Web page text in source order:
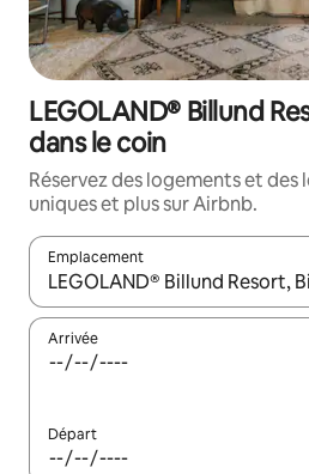
LEGOLAND® Billund
dans le coin
Réservez des logements et
uniques et plus sur Airbnb.
Emplacement
Quand les résultats sont
Arrivée
Départ